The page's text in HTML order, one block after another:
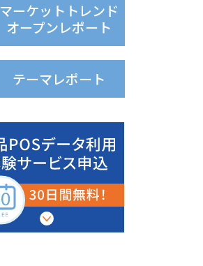
マーケットトレンド
オープンレポート
テーマレポート